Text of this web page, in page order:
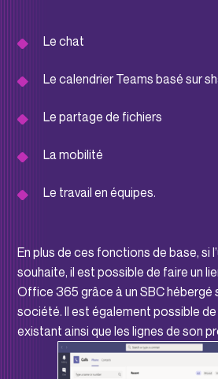
Le chat
Le calendrier Teams basé sur
Le partage de fichiers
La mobilité
Le travail en équipes.
En plus de ces fonctions de base, si
souhaite, il est possible de faire un
Office 365 grâce à un SBC hébergé
société. Il est également possible
existant ainsi que les lignes de son